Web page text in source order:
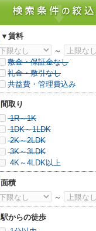
▼賃料
～
敷金・保証金なし
礼金・敷引なし
共益費・管理費込み
間取り
1R～1K
1DK～1LDK
2K～2LDK
3K～3LDK
4K～4LDK以上
面積
～
駅からの徒歩